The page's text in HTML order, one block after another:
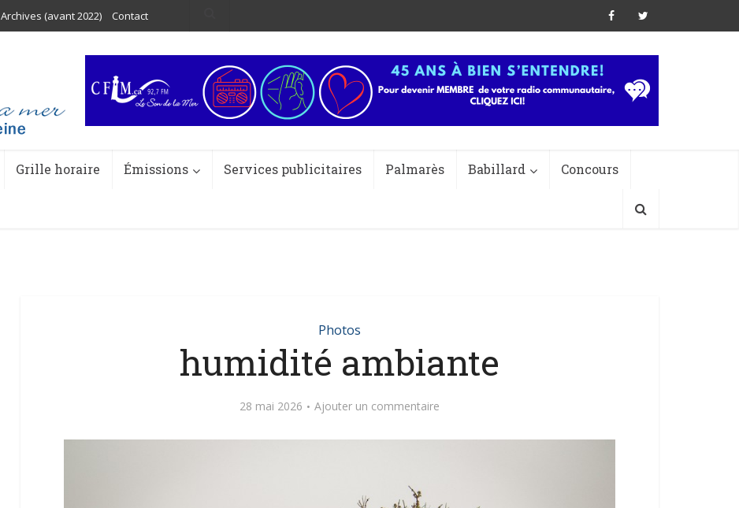
Archives (avant 2022) Contact
Grille horaire Émissions Services publicitaires Palmarès Babillard Concours
Photos
humidité ambiante
28 mai 2026 Ajouter un commentaire